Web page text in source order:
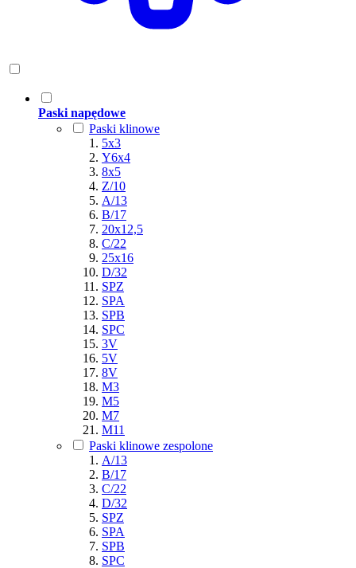
Paski napędowe
Paski klinowe
5x3
Y6x4
8x5
Z/10
A/13
B/17
20x12,5
C/22
25x16
D/32
SPZ
SPA
SPB
SPC
3V
5V
8V
M3
M5
M7
M11
Paski klinowe zespolone
A/13
B/17
C/22
D/32
SPZ
SPA
SPB
SPC